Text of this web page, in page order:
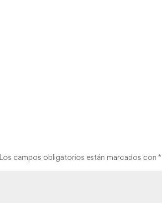
Los campos obligatorios están marcados con*